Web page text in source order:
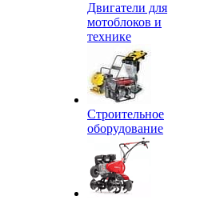
Двигатели для
мотоблоков и
технике
Строительное
оборудование